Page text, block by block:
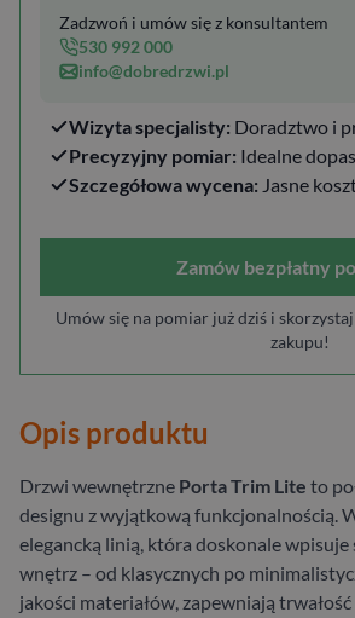
Wizyta specjalisty: Doradztwo i
Precyzyjny pomiar: Idealne
Szczegółowa wycena: Jasne
Zadzwoń i umów się z konsultantem
530 992 000
info@dobredrzwi.pl
Zamów bezpłatny
Umów się na pomiar już dziś i
zakupu!
Opis produktu
Drzwi wewnętrzne Porta Trim Lite to
designu z wyjątkową funkcjonalnością.
elegancką linią, która doskonale
wnętrz – od klasycznych po
jakości materiałów, zapewniają